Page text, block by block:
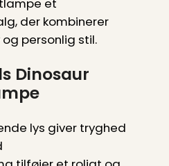
et
der kombinerer
personlig stil.
Dinosaur
lys giver tryghed